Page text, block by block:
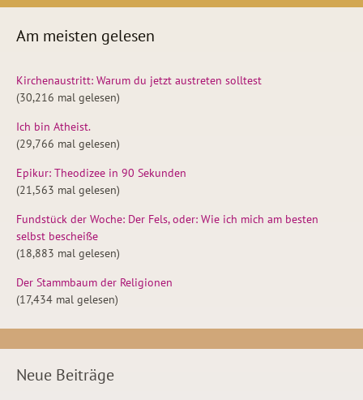
Am meisten gelesen
Kirchenaustritt: Warum du jetzt austreten solltest
(30,216 mal gelesen)
Ich bin Atheist.
(29,766 mal gelesen)
Epikur: Theodizee in 90 Sekunden
(21,563 mal gelesen)
Fundstück der Woche: Der Fels, oder: Wie ich mich am besten
selbst bescheiße
(18,883 mal gelesen)
Der Stammbaum der Religionen
(17,434 mal gelesen)
Neue Beiträge